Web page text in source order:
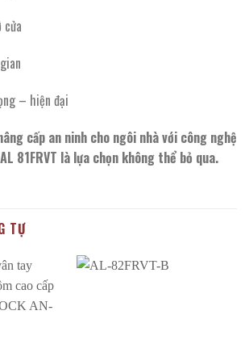
– hiện đại
cấp an ninh cho ngôi nhà với công nghệ
81FRVT là lựa chọn không thể bỏ qua.
TỰ